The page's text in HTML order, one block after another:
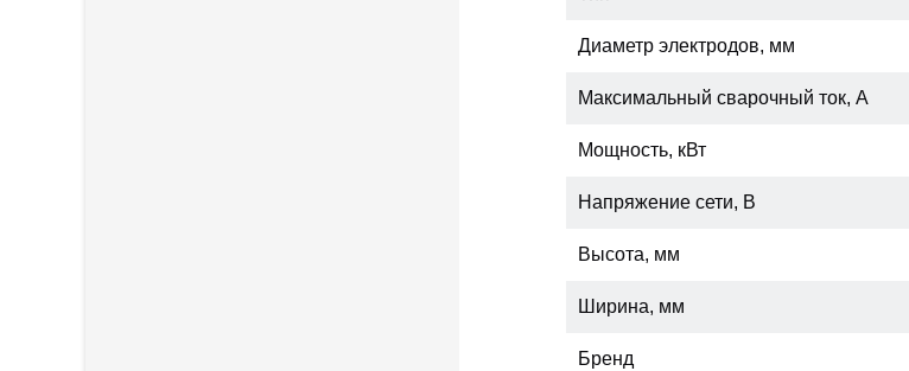
Диаметр электродов, мм
Максимальный сварочный ток, А
Мощность, кВт
Напряжение сети, В
Высота, мм
Ширина, мм
Бренд